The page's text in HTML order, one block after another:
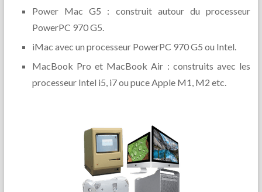
Power Mac G5 : construit autour du processeur
PowerPC 970 G5.
iMac avec un processeur PowerPC 970 G5 ou Intel.
MacBook Pro et MacBook Air : construits avec les
processeur Intel i5, i7 ou puce Apple M1, M2 etc.